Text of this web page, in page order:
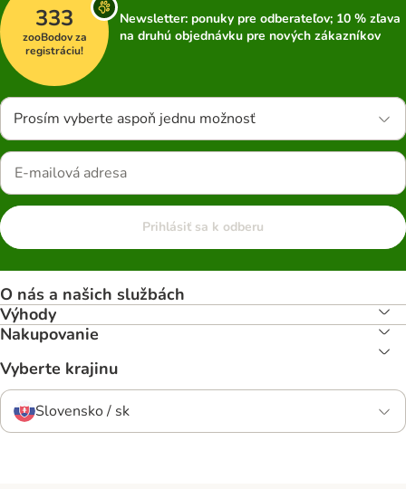
333
zooBodov za
registráciu!
Newsletter: ponuky pre odberateľov; 10 % zľava
na druhú objednávku pre nových zákazníkov
Prosím vyberte aspoň jednu možnosť
Prihlásiť sa k odberu
O nás a našich službách
Výhody
Nakupovanie
Vyberte krajinu
Slovensko / sk